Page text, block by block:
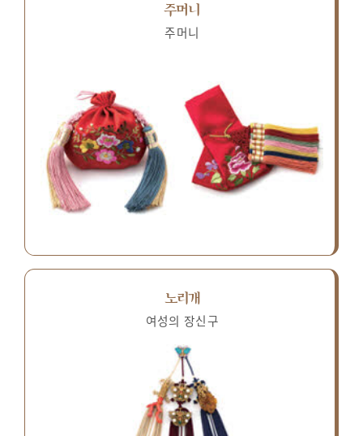
주머니
주머니
노리개
여성의 장신구